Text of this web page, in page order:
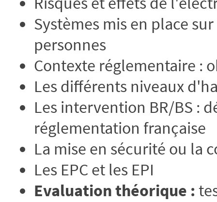
Systèmes mis en place
personnes
Contexte réglementaire :
Les différents niveaux
Les intervention BR/BS :
réglementation française
La mise en sécurité ou la
Les EPC et les EPI
Evaluation théorique :